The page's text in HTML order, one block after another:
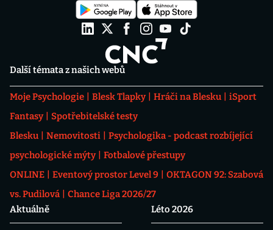
Další témata z našich webů
Moje Psychologie Blesk Tlapky Hráči na Blesku
iSport
Fantasy
Spotřebitelské testy
Blesku
Nemovitosti
Psychologika - podcast rozbíjející
psychologické mýty
Fotbalové přestupy
ONLINE
Eventový prostor Level 9
OKTAGON 92: Szabová
vs. Pudilová
Chance Liga 2026/27
Aktuálně
Léto 2026